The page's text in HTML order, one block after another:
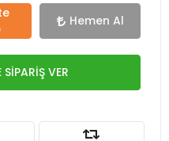
Hemen Al
VER